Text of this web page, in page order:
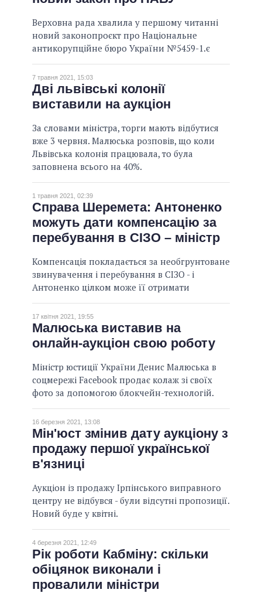
АРХІВНІ ОБІЦЯНКИ
Верховна рада хвалила у першому читанні
новий законопроєкт про Національне
антикорупційне бюро України №5459-1.є
7 травня 2021, 15:03
Дві львівські колонії
виставили на аукціон
За словами міністра, торги мають відбутися
вже 3 червня. Малюська розповів, що коли
Львівська колонія працювала, то була
заповнена всього на 40%.
1 травня 2021, 02:39
Справа Шеремета: Антоненко
можуть дати компенсацію за
перебування в СІЗО – міністр
Компенсація покладається за необгрунтоване
звинувачення і перебування в СІЗО - і
Антоненко цілком може її отримати
17 квітня 2021, 19:55
Малюська виставив на
онлайн-аукціон свою роботу
Міністр юстиції України Денис Малюська в
соцмережі Facebook продає колаж зі своїх
фото за допомогою блокчейн-технологій.
16 березня 2021, 13:08
Мін'юст змінив дату аукціону з
продажу першої української
в'язниці
Аукціон із продажу Ірпінського виправного
центру не відбувся - були відсутні пропозиції.
Новий буде у квітні.
4 березня 2021, 12:49
Рік роботи Кабміну: скільки
обіцянок виконали і
провалили міністри